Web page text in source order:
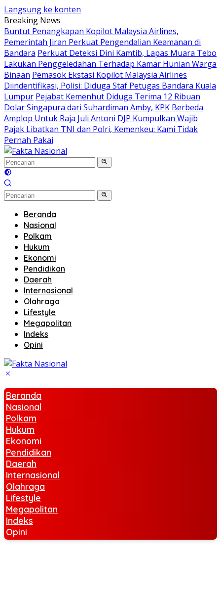
Langsung ke konten
Breaking News
Buntut Penangkapan Kopilot Malaysia Airlines,
Pemerintah Jiran Perkuat Pengendalian Keamanan di
Bandara Perkuat Deteksi Dini Kamtib, Lapas Muara Tebo
Lakukan Penggeledahan Terhadap Kamar Hunian Warga
Binaan Pemasok Ekstasi Kopilot Malaysia Airlines
Diindentifikasi, Polisi: Diduga Staf Petugas Bandara Kuala
Lumpur Pejabat Kemenhut Diduga Terima 12 Ribuan
Dolar Singapura dari Suhardiman Amby, KPK Berbeda
Amplop Untuk Raja Juli Antoni DJP Kumpulkan Wajib
Pajak Libatkan TNI dan Polri, Kemenkeu: Kami Tidak
Pernah Pakai
Beranda
Nasional
Polkam
Hukum
Ekonomi
Pendidikan
Daerah
Internasional
Olahraga
Lifestyle
Megapolitan
Indeks
Opini
Beranda
Nasional
Polkam
Hukum
Ekonomi
Pendidikan
Daerah
Internasional
Olahraga
Lifestyle
Megapolitan
Indeks
Opini